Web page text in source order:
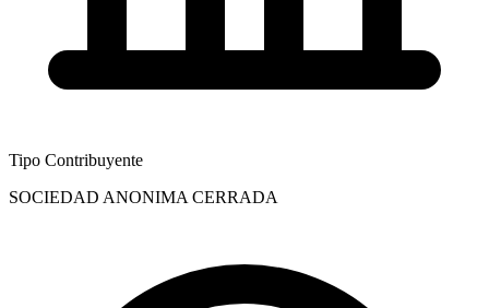
Tipo Contribuyente
SOCIEDAD ANONIMA CERRADA